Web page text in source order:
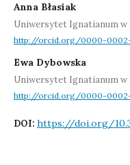
Anna Błasiak
Uniwersytet Ignatianum w
http://orcid.org/0000-
Ewa Dybowska
Uniwersytet Ignatianum w
http://orcid.org/0000-0002-
DOI: https://doi.org/